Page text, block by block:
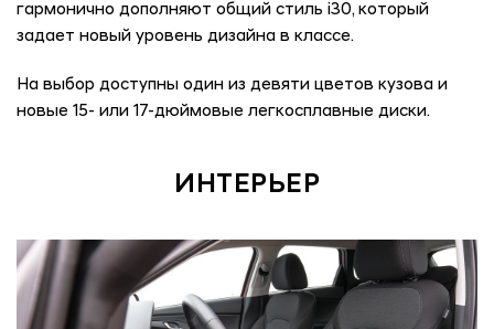
гармонично дополняют общий стиль i30, который
задает новый уровень дизайна в классе.
На выбор доступны один из девяти цветов кузова и
новые 15- или 17-дюймовые легкосплавные диски.
ИНТЕРЬЕР